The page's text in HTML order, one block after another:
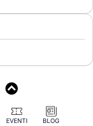
EVENTI BLOG